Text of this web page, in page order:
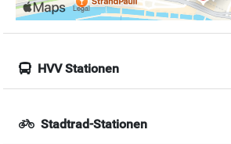
HVV Stationen
Stadtrad-Stationen